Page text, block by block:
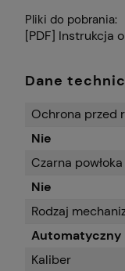
Pliki do pobrania:
[PDF] Instrukcja
Dane
Ochrona przed
Nie
Czarna
Nie
Rodzaj
Automatyczny
Kaliber